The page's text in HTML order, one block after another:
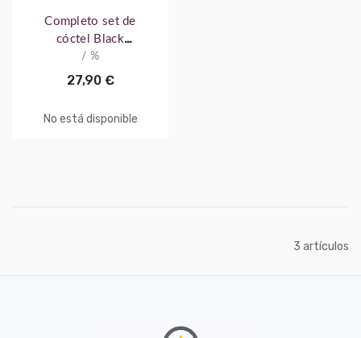
Completo set de
cóctel Black
personalizable
/ %
27,90 €
No está disponible
3 artículos